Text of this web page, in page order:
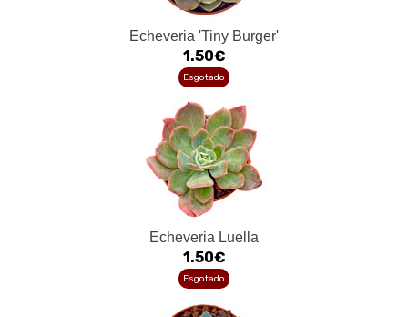
Echeveria 'Tiny Burger'
1.50€
Esgotado
Echeveria Luella
1.50€
Esgotado